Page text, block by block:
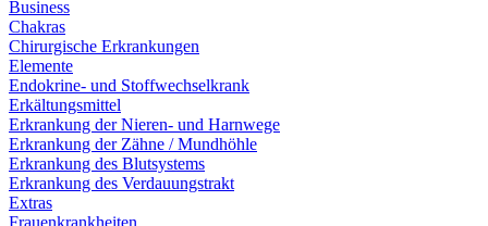
Business
Chakras
Chirurgische Erkrankungen
Elemente
Endokrine- und Stoffwechselkrank
Erkältungsmittel
Erkrankung der Nieren- und Harnwege
Erkrankung der Zähne / Mundhöhle
Erkrankung des Blutsystems
Erkrankung des Verdauungstrakt
Extras
Frauenkrankheiten